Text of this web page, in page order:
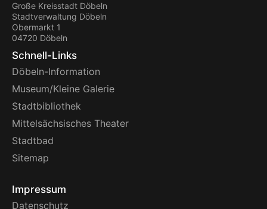
Große Kreisstadt Döbeln
Stadtverwaltung Döbeln
Obermarkt 1
04720 Döbeln
Schnell-Links
Döbeln-Information
Museum/Kleine Galerie
Stadtbibliothek
Mittelsächsisches Theater
Stadtbad
Sitemap
Impressum
Datenschutz